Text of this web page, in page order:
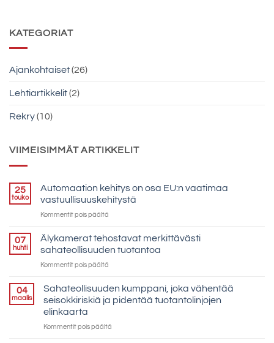
KATEGORIAT
Ajankohtaiset(26)
Lehtiartikkelit(2)
Rekry(10)
VIIMEISIMMÄT ARTIKKELIT
25
touko
Automaation kehitys on osa EU:n vaatimaa
vastuullisuuskehitystä
Kommentit pois päältä
kehitys
vastuullisuuskehitystä
07
huhti
Älykamerat tehostavat merkittävästi
sahateollisuuden tuotantoa
Kommentit pois päältä
tehostavat
merkittävästi
sahateollisuuden
04
maalis
Sahateollisuuden kumppani, joka vähentää
seisokkiriskiä ja pidentää tuotantolinjojen
elinkaarta
Kommentit pois päältä